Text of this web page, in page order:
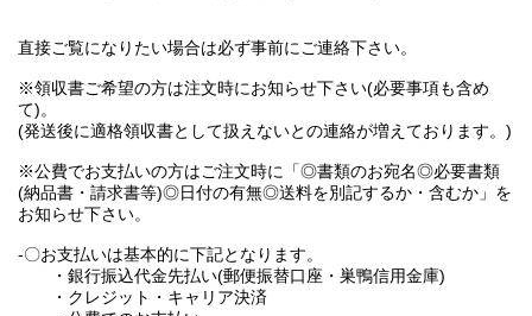
直接ご覧になりたい場合は必ず事前にご連絡下さい。
※領収書ご希望の方は注文時にお知らせ下さい(必要事項も含め
て)。
(発送後に適格領収書として扱えないとの連絡が増えております。)
※公費でお支払いの方はご注文時に「◎書類のお宛名◎必要書類
(納品書・請求書等)◎日付の有無◎送料を別記するか・含むか」を
お知らせ下さい。
-〇お支払いは基本的に下記となります。
・銀行振込代金先払い(郵便振替口座・巣鴨信用金庫)
・クレジット・キャリア決済